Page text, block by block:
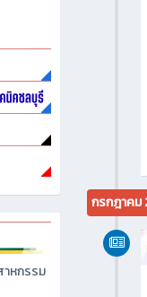
หกรรม
กรกฎาคม